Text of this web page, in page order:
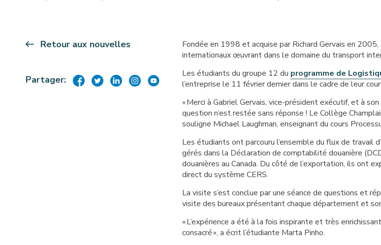
Retour aux nouvelles
Partager:
Fondée en 1998 et acquise par Richard Gervais en 2005,
internationaux œuvrant dans le domaine du transport
Les étudiants du groupe 12 du programme de
l’entreprise le 11 février dernier dans le cadre de leur
«Merci à Gabriel Gervais, vice-président exécutif, et à
question n’est restée sans réponse ! Le Collège
souligne Michael Laughman, enseignant du cours
Les étudiants ont parcouru l’ensemble du flux de
gérés dans la Déclaration de comptabilité douanière
douanières au Canada. Du côté de l’exportation, ils ont
direct du système CERS.
La visite s’est conclue par une séance de questions et
visite des bureaux présentant chaque département et
«L’expérience a été à la fois inspirante et très
consacré», a écrit l’étudiante Marta Pinho.